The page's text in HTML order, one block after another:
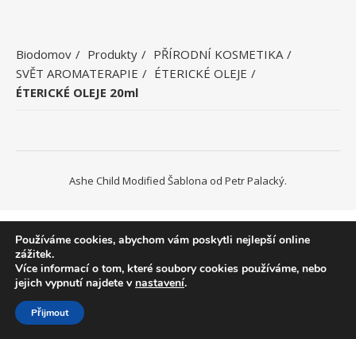
Biodomov Produkty
PŘÍRODNÍ KOSMETIKA
SVĚT AROMATERAPIE
ÉTERICKÉ OLEJE
ÉTERICKÉ OLEJE 20ml
Ashe Child Modified Šablona od Petr Palacký.
Používáme cookies, abychom vám poskytli nejlepší online
zážitek.
Více informací o tom, které soubory cookies používáme, nebo
jejich vypnutí najdete v nastavení.
Přijmout